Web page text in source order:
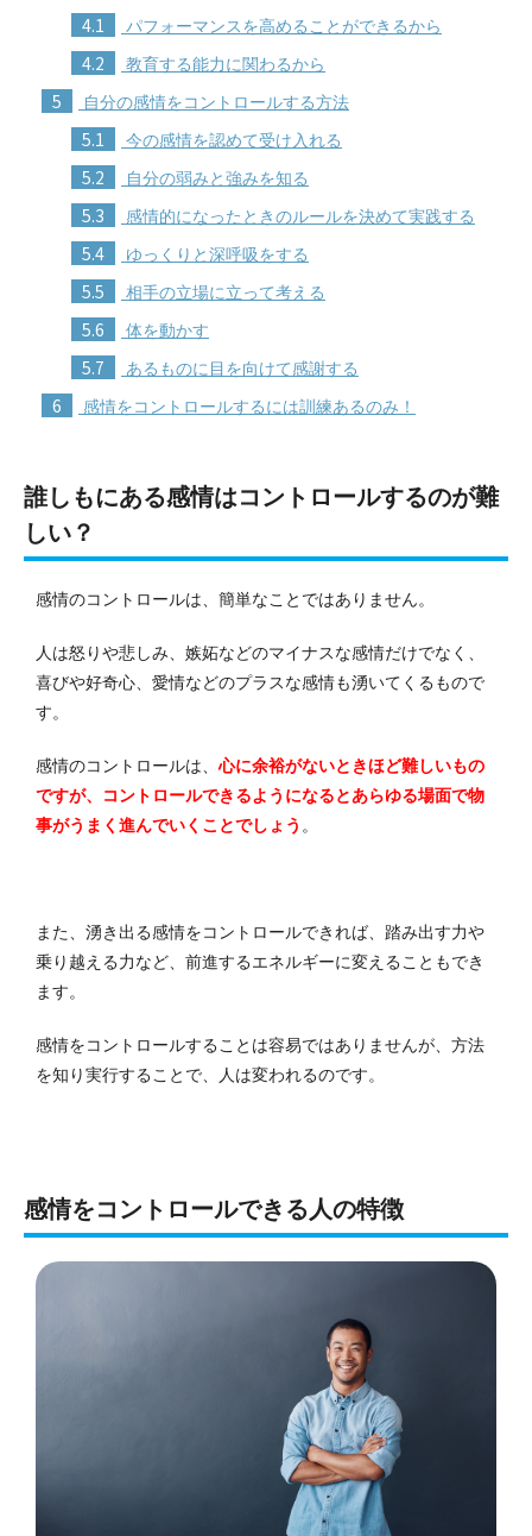
4.1 パフォーマンスを高めることができるから
4.2 教育する能力に関わるから
5 自分の感情をコントロールする方法
5.1 今の感情を認めて受け入れる
5.2 自分の弱みと強みを知る
5.3 感情的になったときのルールを決めて実践する
5.4 ゆっくりと深呼吸をする
5.5 相手の立場に立って考える
5.6 体を動かす
5.7 あるものに目を向けて感謝する
6 感情をコントロールするには訓練あるのみ！
誰しもにある感情はコントロールするのが難
しい？
感情のコントロールは、簡単なことではありません。
人は怒りや悲しみ、嫉妬などのマイナスな感情だけでなく、
喜びや好奇心、愛情などのプラスな感情も湧いてくるもので
す。
感情のコントロールは、 心に余裕がないときほど難しいもの
ですが、コントロールできるようになるとあらゆる場面で物
事がうまく進んでいくことでしょう 。
また、湧き出る感情をコントロールできれば、踏み出す力や
乗り越える力など、前進するエネルギーに変えることもでき
ます。
感情をコントロールすることは容易ではありませんが、方法
を知り実行することで、人は変われるのです。
感情をコントロールできる人の特徴